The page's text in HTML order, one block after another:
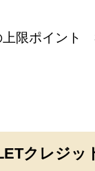
上限ポイント
クレジッ